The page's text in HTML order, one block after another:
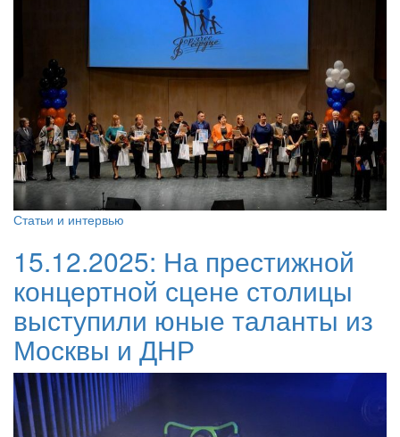
Статьи и интервью
15.12.2025: На престижной
концертной сцене столицы
выступили юные таланты из
Москвы и ДНР